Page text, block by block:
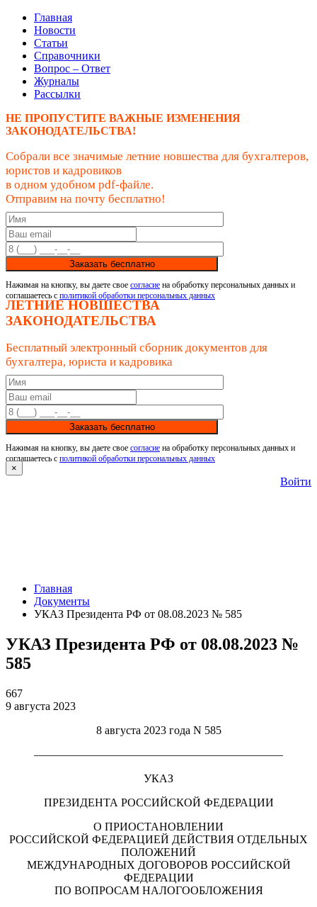
Главная
Новости
Статьи
Справочники
Вопрос – Ответ
Журналы
Рассылки
НЕ ПРОПУСТИТЕ ВАЖНЫЕ ИЗМЕНЕНИЯ
ЗАКОНОДАТЕЛЬСТВА!
Собрали все значимые летние новшества для бухгалтеров,
юристов и кадровиков
в одном удобном pdf-файле.
Отправим на почту бесплатно!
Заказать бесплатно
Нажимая на кнопку, вы даете свое согласие на обработку персональных данных и
соглашаетесь с политикой обработки персональных данных
ЛЕТНИЕ НОВШЕСТВА
ЗАКОНОДАТЕЛЬСТВА
Бесплатный электронный сборник документов для
бухгалтера, юриста и кадровика
Заказать бесплатно
Нажимая на кнопку, вы даете свое согласие на обработку персональных данных и
соглашаетесь с политикой обработки персональных данных
×
Войти
Главная
Документы
УКАЗ Президента РФ от 08.08.2023 № 585
УКАЗ Президента РФ от 08.08.2023 №
585
667
9 августа 2023
8 августа 2023 года N 585
——————————————————————
УКАЗ
ПРЕЗИДЕНТА РОССИЙСКОЙ ФЕДЕРАЦИИ
О ПРИОСТАНОВЛЕНИИ
РОССИЙСКОЙ ФЕДЕРАЦИЕЙ ДЕЙСТВИЯ ОТДЕЛЬНЫХ
ПОЛОЖЕНИЙ
МЕЖДУНАРОДНЫХ ДОГОВОРОВ РОССИЙСКОЙ
ФЕДЕРАЦИИ
ПО ВОПРОСАМ НАЛОГООБЛОЖЕНИЯ